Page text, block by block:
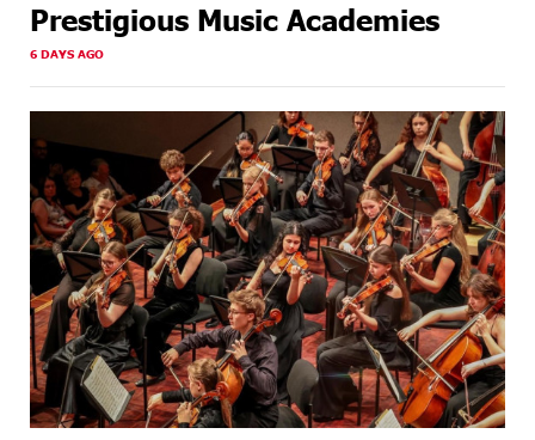
Prestigious Music Academies
6 DAYS AGO